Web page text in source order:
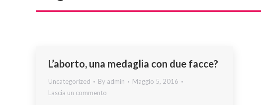
L’aborto, una medaglia con due facce?
Uncategorized By admin
Maggio 5, 2016
Lascia un commento